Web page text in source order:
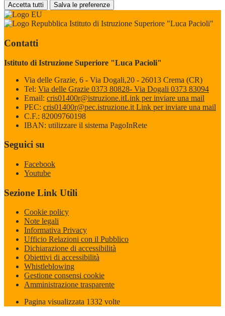
Accetta tutti Salva le preferenze
Istituto di Istruzione Superiore "Luca Pacioli"
Contatti
Istituto di Istruzione Superiore "Luca Pacioli"
Via delle Grazie, 6 - Via Dogali,20 - 26013 Crema (CR)
Tel: Via delle Grazie 0373 80828- Via Dogali 0373 83094
Email: cris01400r@istruzione.itLink per inviare una mail
PEC: cris01400r@pec.istruzione.it Link per inviare una mail
C.F.: 82009760198
IBAN: utilizzare il sistema PagoInRete
Seguici su
Facebook
Youtube
Sezione Link Utili
Cookie policy
Note legali
Informativa Privacy
Ufficio Relazioni con il Pubblico
Dichiarazione di accessibilità
Obiettivi di accessibilità
Whistleblowing
Gestione consensi cookie
Amministrazione trasparente
Pagina visualizzata 1332 volte